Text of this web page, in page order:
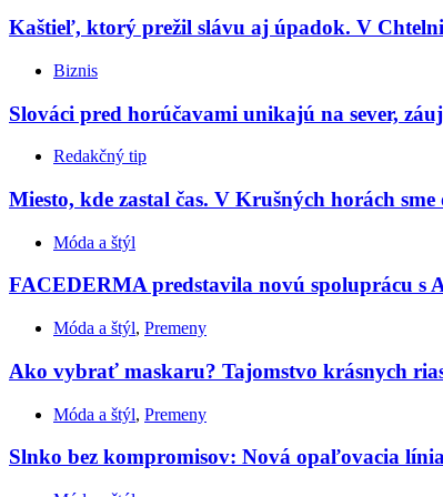
Kaštieľ, ktorý prežil slávu aj úpadok. V
Biznis
Slováci pred horúčavami unikajú na sever,
Redakčný tip
Miesto, kde zastal čas. V Krušných horách
Móda a štýl
FACEDERMA predstavila novú spoluprácu
Móda a štýl, Premeny
Ako vybrať maskaru? Tajomstvo krásnych
Móda a štýl, Premeny
Slnko bez kompromisov: Nová opaľovacia